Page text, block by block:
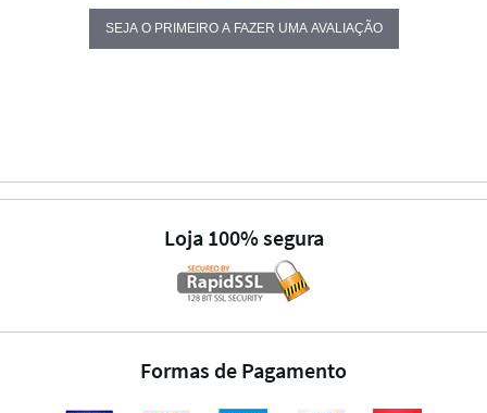
SEJA O PRIMEIRO A FAZER UMA AVALIAÇÃO